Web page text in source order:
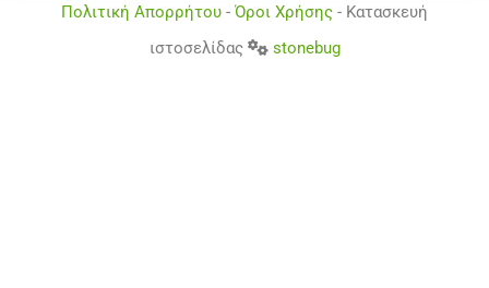
Πολιτική Απορρήτου - Όροι Χρήσης - Κατασκευή
ιστοσελίδας
stonebug